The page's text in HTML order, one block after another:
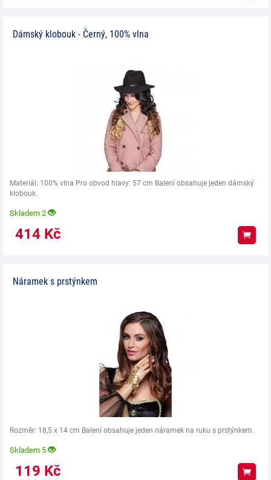
Dámský klobouk - Černý, 100% vlna
Materiál: 100% vlna Pro obvod hlavy: 57 cm Balení obsahuje jeden dámský
klobouk.
Skladem 2
414 Kč
Náramek s prstýnkem
Rozměr: 18,5 x 14 cm Balení obsahuje jeden náramek na ruku s prstýnkem.
Skladem 5
119 Kč